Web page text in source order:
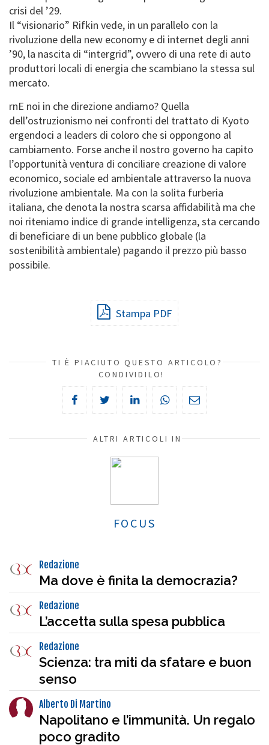
crisi del ’29.
Il “visionario” Rifkin vede, in un parallelo con la
rivoluzione della new economy e di internet degli anni
’90, la nascita di “intergrid”, ovvero di una rete di auto
produttori locali di energia che scambiano la stessa sul
mercato.
rnE noi in che direzione andiamo? Quella
dell’ostruzionismo nei confronti del trattato di Kyoto
ergendoci a leaders di coloro che si oppongono al
cambiamento. Forse anche il nostro governo ha capito
l’opportunità ventura di conciliare creazione di valore
economico, sociale ed ambientale attraverso la nuova
rivoluzione ambientale. Ma con la solita furberia
italiana, che denota la nostra scarsa affidabilità ma che
noi riteniamo indice di grande intelligenza, sta cercando
di beneficiare di un bene pubblico globale (la
sostenibilità ambientale) pagando il prezzo più basso
possibile.
Stampa PDF
TI È PIACIUTO QUESTO ARTICOLO?
CONDIVIDILO!
ALTRI ARTICOLI IN
FOCUS
Redazione
Ma dove è finita la democrazia?
Redazione
L’accetta sulla spesa pubblica
Redazione
Scienza: tra miti da sfatare e buon
senso
Alberto Di Martino
Napolitano e l’immunità. Un regalo
poco gradito